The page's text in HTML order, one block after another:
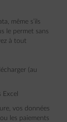
même s’ils
le permet sans
à tout
(au
vos données
les paiements